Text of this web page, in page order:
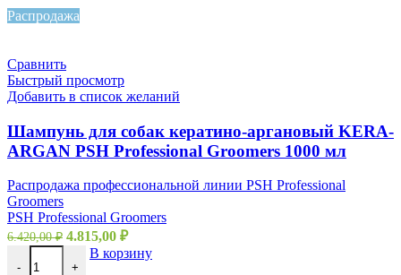
Распродажа
Сравнить
Быстрый просмотр
Добавить в список желаний
Шампунь для собак кератино-аргановый KERA-
ARGAN PSH Professional Groomers 1000 мл
Распродажа профессиональной линии PSH Professional
Groomers
PSH Professional Groomers
6.420,00₽ 4.815,00 ₽
- +
В корзину